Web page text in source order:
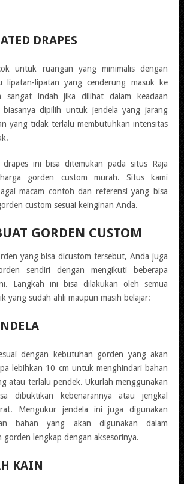
DRAPES
untuk ruangan yang minimalis dengan
lipatan-lipatan yang cenderung masuk ke
sangat indah jika dilihat dalam keadaan
dipilih untuk jendela yang jarang
yang tidak terlalu membutuhkan intensitas
drapes ini bisa ditemukan pada situs Raja
gorden custom murah. Situs kami
macam contoh dan referensi yang bisa
custom sesuai keinginan Anda.
GORDEN CUSTOM
yang bisa dicustom tersebut, Anda juga
sendiri dengan mengikuti beberapa
Langkah ini bisa dilakukan oleh semua
yang sudah ahli maupun masih belajar:
dengan kebutuhan gorden yang akan
lebihkan 10 cm untuk menghindari bahan
atau terlalu pendek. Ukurlah menggunakan
dibuktikan kebenarannya atau jengkal
Mengukur jendela ini juga digunakan
bahan yang akan digunakan dalam
gorden lengkap dengan aksesorinya.
KAIN